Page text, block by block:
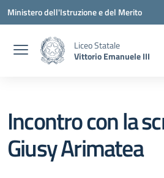
Vai ai contenuti
Vai al menu di navigazione
Vai al footer
Ministero dell'Istruzione e del Merito
Liceo Statale
Vittorio Emanuele III
Incontro con la
Giusy Arimatea